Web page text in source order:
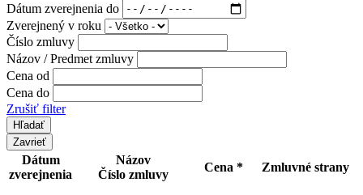
Dátum zverejnenia do
Zverejnený v roku
Číslo zmluvy
Názov / Predmet zmluvy
Cena od
Cena do
Zrušiť filter
Zavrieť
Dátum
zverejnenia
Názov
Číslo zmluvy
Cena * Zmluvné strany